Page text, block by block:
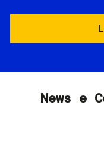
News e